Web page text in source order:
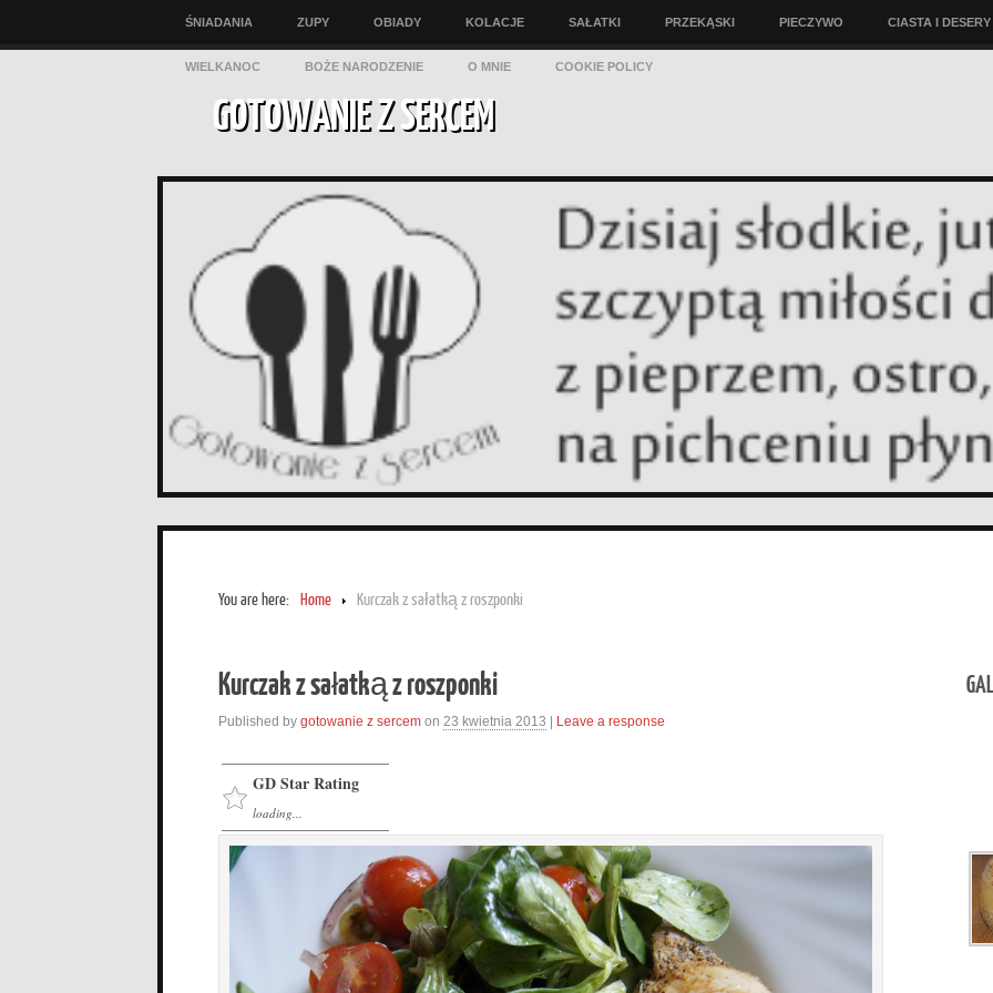
ŚNIADANIA ZUPY OBIADY KOLACJE SAŁATKI PRZEKĄSKI PIECZYWO CIASTA I DESERY
WIELKANOC BOŻE NARODZENIE O MNIE COOKIE POLICY
GOTOWANIE Z SERCEM
You are here: Home Kurczak z sałatką z roszponki
Kurczak z sałatką z roszponki
Published by gotowanie z sercem on 23 kwietnia 2013 | Leave a response
GD Star Rating
loading...